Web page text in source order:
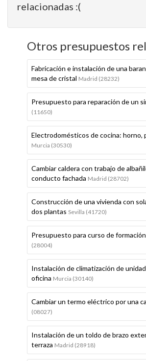
relacionadas :(
Otros presupuestos
Fabricación e instalación de una
mesa de cristal Madrid (28232)
Presupuesto para reparación de un
(11650)
Electrodomésticos de cocina: horno,
Murcia (30530)
Cambiar caldera con trabajo de
conducto fachada Madrid (28702)
Construcción de una vivienda con
dos plantas Sevilla (41720)
Presupuesto para curso de
(28004)
Instalación de climatización de
oficina Murcia (30140)
Cambiar un termo eléctrico por una
(08027)
Instalación de un toldo de brazo
terraza Madrid (28918)